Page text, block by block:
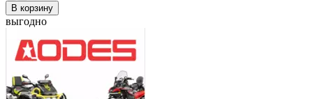
В корзину
выгодно